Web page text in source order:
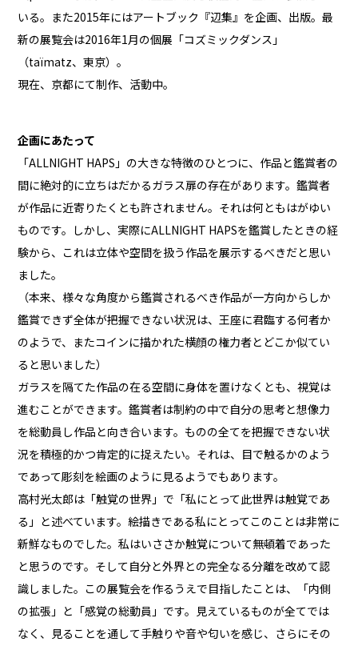
いる。また2015年にはアートブック『辺集』を企画、出版。最
新の展覧会は2016年1月の個展「コズミックダンス」
（taïmatz、東京）。
現在、京都にて制作、活動中。
企画にあたって
「ALLNIGHT HAPS」の大きな特徴のひとつに、作品と鑑賞者の
間に絶対的に立ちはだかるガラス扉の存在があります。鑑賞者
が作品に近寄りたくとも許されません。それは何ともはがゆい
ものです。しかし、実際にALLNIGHT HAPSを鑑賞したときの経
験から、これは立体や空間を扱う作品を展示するべきだと思い
ました。
（本来、様々な角度から鑑賞されるべき作品が一方向からしか
鑑賞できず全体が把握できない状況は、王座に君臨する何者か
のようで、またコインに描かれた横顔の権力者とどこか似てい
ると思いました）
ガラスを隔てた作品の在る空間に身体を置けなくとも、視覚は
進むことができます。鑑賞者は制約の中で自分の思考と想像力
を総動員し作品と向き合います。ものの全てを把握できない状
況を積極的かつ肯定的に捉えたい。それは、目で触るかのよう
であって彫刻を絵画のように見るようでもあります。
高村光太郎は「触覚の世界」で「私にとって此世界は触覚であ
る」と述べています。絵描きである私にとってこのことは非常に
新鮮なものでした。私はいささか触覚について無頓着であった
と思うのです。そして自分と外界との完全なる分離を改めて認
識しました。この展覧会を作るうえで目指したことは、「内側
の拡張」と「感覚の総動員」です。見えているものが全てでは
なく、見ることを通して手触りや音や匂いを感じ、さらにその